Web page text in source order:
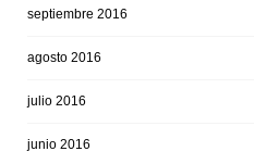
septiembre 2016
agosto 2016
julio 2016
junio 2016